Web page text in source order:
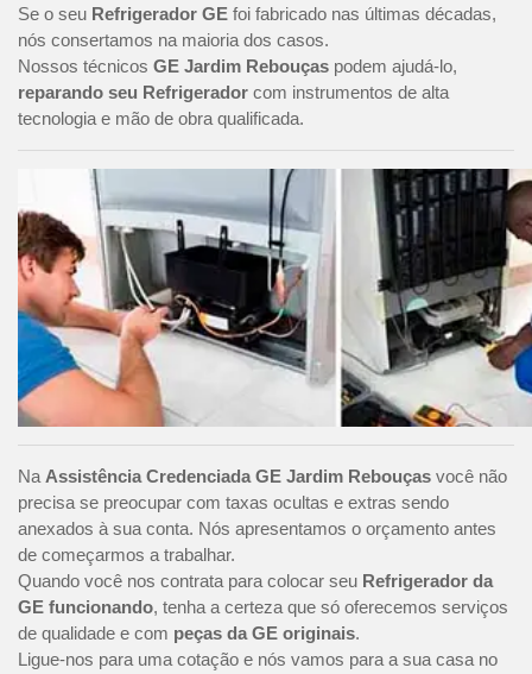
Se o seu Refrigerador GE foi fabricado nas últimas décadas,
nós consertamos na maioria dos casos.
Nossos técnicos GE Jardim Rebouças podem ajudá-lo,
reparando seu Refrigerador com instrumentos de alta
tecnologia e mão de obra qualificada.
Na Assistência Credenciada GE Jardim Rebouças você não
precisa se preocupar com taxas ocultas e extras sendo
anexados à sua conta. Nós apresentamos o orçamento antes
de começarmos a trabalhar.
Quando você nos contrata para colocar seu Refrigerador da
GE funcionando, tenha a certeza que só oferecemos serviços
de qualidade e com peças da GE originais.
Ligue-nos para uma cotação e nós vamos para a sua casa no